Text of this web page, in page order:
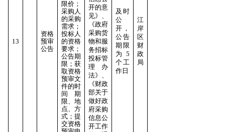
13
资格
预审
公告
限价；
采购人
的采购
需求；
投标人
的资格
要求；
公告期
限；获
取资格
预审文
件的时
间期
限、地
点、方
式；提
交资格
开的意
见》、
《政府
采购货
物和服
务招标
投标管
理办
法》、
《财政
部关于
做好政
府采购
信息公
开工作
及时
公
开，
公告
期限
为5
个工
作日
江
岸
区
财
政
局